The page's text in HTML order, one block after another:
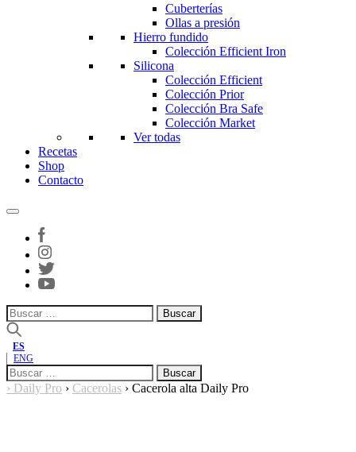
Cuberterías
Ollas a presión
Hierro fundido
Colección Efficient Iron
Silicona
Colección Efficient
Colección Prior
Colección Bra Safe
Colección Market
Ver todas
Recetas
Shop
Contacto
Buscar:
ES
ENG
Buscar:
› Daily Pro › Cacerolas › Cacerola alta Daily Pro